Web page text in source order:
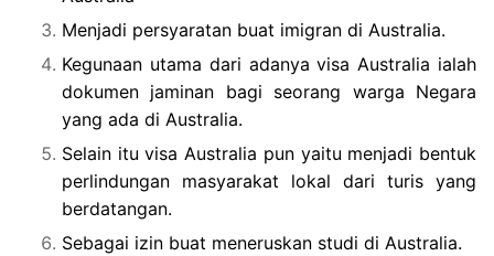
Menjadi persyaratan buat imigran di Australia.
Kegunaan utama dari adanya visa Australia ialah
dokumen jaminan bagi seorang warga Negara
yang ada di Australia.
Selain itu visa Australia pun yaitu menjadi bentuk
perlindungan masyarakat lokal dari turis yang
berdatangan.
Sebagai izin buat meneruskan studi di Australia.